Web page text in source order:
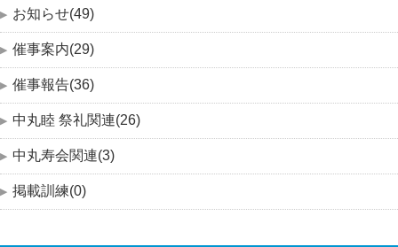
お知らせ(49)
催事案内(29)
催事報告(36)
中丸睦 祭礼関連(26)
中丸寿会関連(3)
掲載訓練(0)